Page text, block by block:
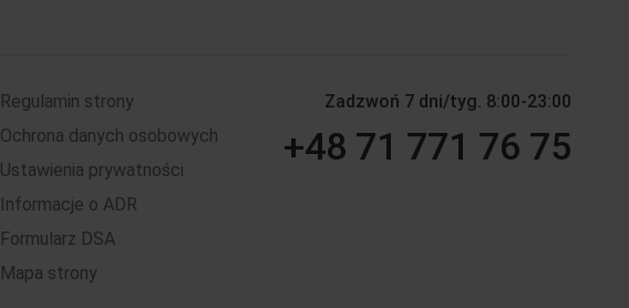
Regulamin strony
Ochrona danych osobowych
Ustawienia prywatności
Informacje o ADR
Formularz DSA
Mapa strony
Zadzwoń 7 dni/tyg. 8:00-23:00
+48 71 771 76 75